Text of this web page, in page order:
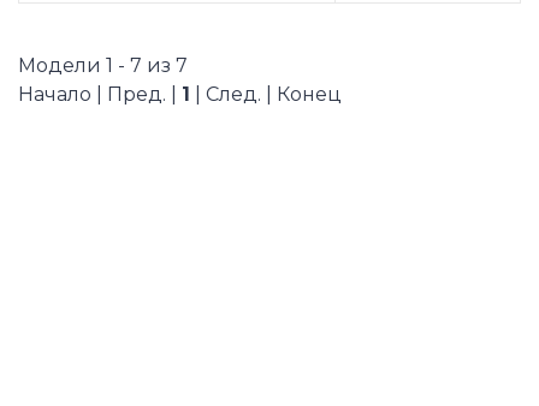
Модели 1 - 7 из 7
Начало | Пред. | 1 | След. | Конец